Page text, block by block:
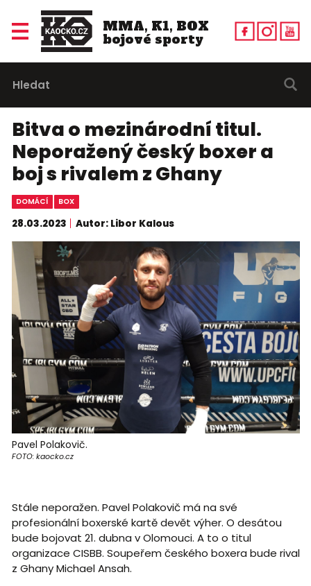
MMA, K1, BOX
bojové sporty
Bitva o mezinárodní titul.
Neporažený český boxer a
boj s rivalem z Ghany
DOMÁCÍ BOX
28.03.2023 Autor: Libor Kalous
Pavel Polakovič.
FOTO: kaocko.cz
Stále neporažen. Pavel Polakovič má na své
profesionální boxerské kartě devět výher. O desátou
bude bojovat 21. dubna v Olomouci. A to o titul
organizace CISBB. Soupeřem českého boxera bude rival
z Ghany Michael Ansah.